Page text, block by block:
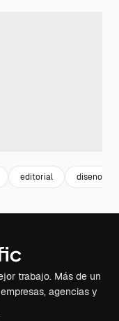
editorial diseno
trabajo. Más de un
agencias y